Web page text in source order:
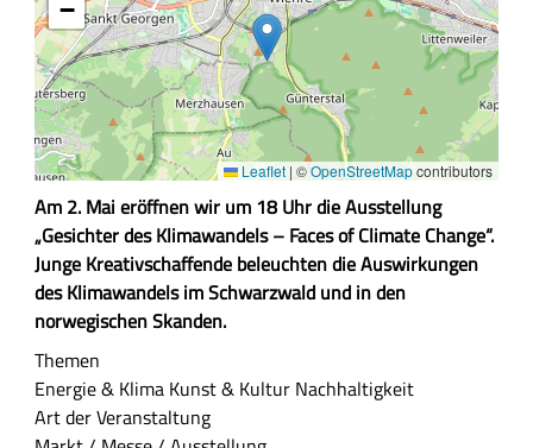
−
Leaflet | ©OpenStreetMapcontributors
Z
u
s
a
m
m
e
n
f
Am 2. Mai eröffnen wir um 18 Uhr die Ausstellung
„Gesichter des Klimawandels – Faces of Climate Change“.
Junge Kreativschaffende beleuchten die Auswirkungen
des Klimawandels im Schwarzwald und in den
norwegischen Skanden.
Themen
Energie & Klima Kunst & Kultur Nachhaltigkeit
Art der Veranstaltung